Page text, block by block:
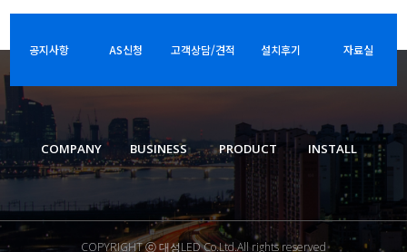
공지사항 AS신청 고객상담/견적 설치후기 자료실
COMPANY BUSINESS PRODUCT INSTALL
COPYRIGHT ⓒ 대성LED Co.Ltd.All rights reserved